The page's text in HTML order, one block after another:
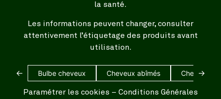
la santé.
Les informations peuvent changer, consulter
attentivement l’étiquetage des produits avant
utilisation.
← Bulbe cheveux Cheveux abîmés Cheveux
→
Paramétrer les cookies – Conditions Générales